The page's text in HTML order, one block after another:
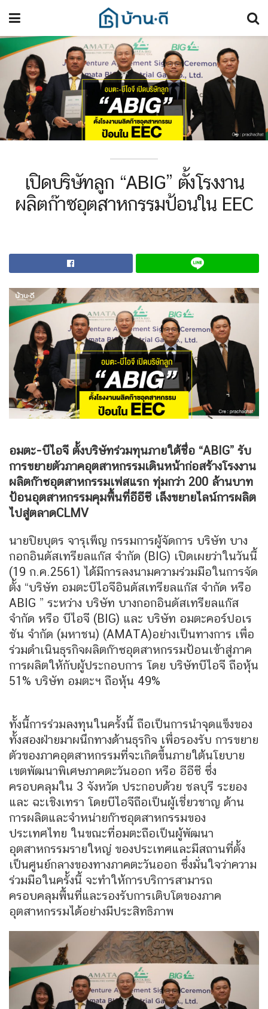
เปิดบริษัทลูก “ABIG” ตั้งโรงงาน
ผลิตก๊าซอุตสาหกรรมป้อนใน EEC
อมตะ-บีไอจี ตั้งบริษัทร่วมทุนภายใต้ชื่อ “ABIG” รับ
การขยายตัวภาคอุตสาหกรรมเดินหน้าก่อสร้างโรงงาน
ผลิตก๊าซอุตสาหกรรมเฟสแรก ทุ่มกว่า 200 ล้านบาท
ป้อนอุตสาหกรรมคุมพื้นที่อีอีซี เล็งขยายไลน์การผลิต
ไปสู่ตลาดCLMV
นายปิยบุตร จารุเพ็ญ กรรมการผู้จัดการ บริษัท บาง
กอกอินดัสเทรียลแก๊ส จำกัด (BIG) เปิดเผยว่าในวันนี้
(19 ก.ค.2561) ได้มีการลงนามความร่วมมือในการจัด
ตั้ง “บริษัท อมตะบีไอจีอินดัสเทรียลแก๊ส จำกัด หรือ
ABIG ” ระหว่าง บริษัท บางกอกอินดัสเทรียลแก๊ส
จำกัด หรือ บีไอจี (BIG) และ บริษัท อมตะคอร์ปอเร
ชัน จำกัด (มหาชน) (AMATA)อย่างเป็นทางการ เพื่อ
ร่วมดำเนินธุรกิจผลิตก๊าซอุตสาหกรรมป้อนเข้าสู่ภาค
การผลิตให้กับผู้ประกอบการ โดย บริษัทบีไอจี ถือหุ้น
51% บริษัท อมตะฯ ถือหุ้น 49%
ทั้งนี้การร่วมลงทุนในครั้งนี้ ถือเป็นการนำจุดแข็งของ
ทั้งสองฝ่ายมาผนึกทางด้านธุรกิจ เพื่อรองรับ การขยาย
ตัวของภาคอุตสาหกรรมที่จะเกิดขึ้นภายใต้นโยบาย
เขตพัฒนาพิเศษภาคตะวันออก หรือ อีอีซี ซึ่ง
ครอบคลุมใน 3 จังหวัด ประกอบด้วย ชลบุรี ระยอง
และ ฉะเชิงเทรา โดยบีไอจีถือเป็นผู้เชี่ยวชาญ ด้าน
การผลิตและจำหน่ายก๊าซอุตสาหกรรมของ
ประเทศไทย ในขณะที่อมตะถือเป็นผู้พัฒนา
อุตสาหกรรมรายใหญ่ ของประเทศและมีสถานที่ตั้ง
เป็นศูนย์กลางของทางภาคตะวันออก ซึ่งมั่นใจว่าความ
ร่วมมือในครั้งนี้ จะทำให้การบริการสามารถ
ครอบคลุมพื้นที่และรองรับการเติบโตของภาค
อุตสาหกรรมได้อย่างมีประสิทธิภาพ